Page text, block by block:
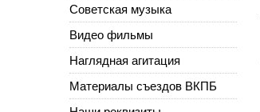
Советская музыка
Видео фильмы
Наглядная агитация
Материалы съездов ВКПБ